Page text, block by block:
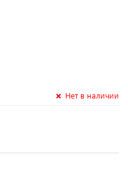
Нет в наличии